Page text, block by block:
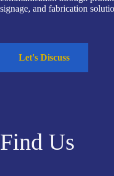
signage, and fabrication
Let's Discuss
Find Us